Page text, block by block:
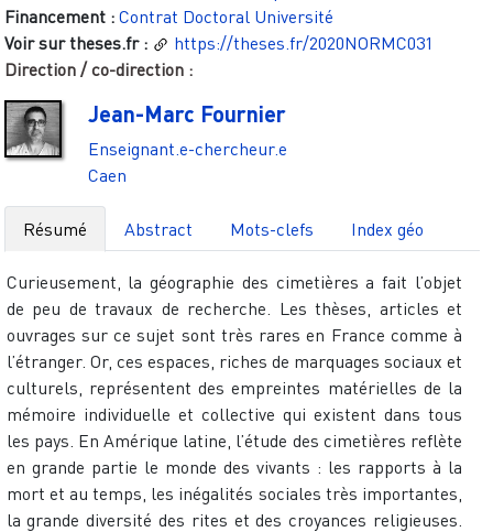
Financement : Contrat Doctoral Université
Voir sur theses.fr :
https://theses.fr/2020NORMC031
Direction / co-direction :
Jean-Marc Fournier
Enseignant.e-chercheur.e
Caen
Résumé Abstract Mots-clefs Index géo
Curieusement, la géographie des cimetières a fait l’objet
de peu de travaux de recherche. Les thèses, articles et
ouvrages sur ce sujet sont très rares en France comme à
l’étranger. Or, ces espaces, riches de marquages sociaux et
culturels, représentent des empreintes matérielles de la
mémoire individuelle et collective qui existent dans tous
les pays. En Amérique latine, l’étude des cimetières reflète
en grande partie le monde des vivants : les rapports à la
mort et au temps, les inégalités sociales très importantes,
la grande diversité des rites et des croyances religieuses.